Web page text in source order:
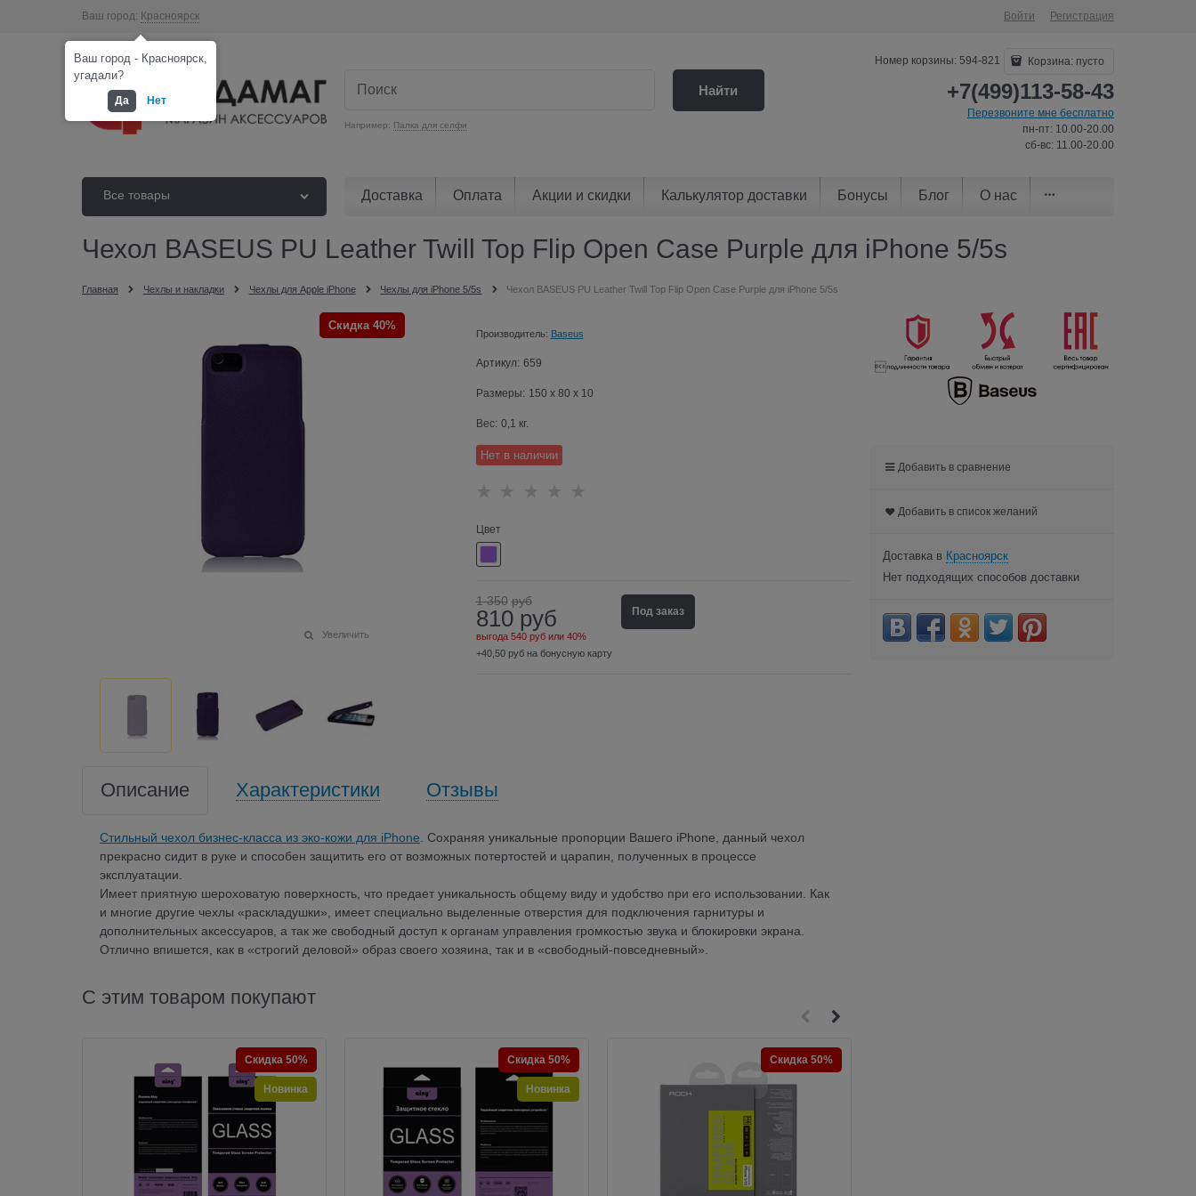
Ваш город: Красноярск Войти Регистрация
Например: Палка для селфи
Найти
Номер корзины: 594-821 Корзина: пусто
+7(499)113-58-43
Перезвоните мне бесплатно
пн-пт: 10.00-20.00
сб-вс: 11.00-20.00
Все товары Доставка Оплата Акции и скидки Калькулятор доставки Бонусы Блог О нас
Чехол BASEUS PU Leather Twill Top Flip Open Case Purple для iPhone 5/5s
Главная Чехлы и накладки Чехлы для Apple iPhone Чехлы для iPhone 5/5s Чехол BASEUS PU Leather Twill Top Flip Open Case Purple для iPhone 5/5s
Скидка 40%
Увеличить
Производитель: Baseus
Артикул: 659
Размеры: 150 x 80 x 10
Вес: 0,1 кг.
Нет в наличии
Цвет
1 350 руб
810 руб
выгода 540 рубили 40%
+40,50 руб на бонусную карту
Под заказ
Описание Характеристики Отзывы
Стильный чехол бизнес-класса из эко-кожи для iPhone . Сохраняя уникальные пропорции Вашего iPhone, данный чехол
прекрасно сидит в руке и способен защитить его от возможных потертостей и царапин, полученных в процессе
эксплуатации.
Имеет приятную шероховатую поверхность, что предает уникальность общему виду и удобство при его использовании. Как
и многие другие чехлы «раскладушки», имеет специально выделенные отверстия для подключения гарнитуры и
дополнительных аксессуаров, а так же свободный доступ к органам управления громкостью звука и блокировки экрана.
Отлично впишется, как в «строгий деловой» образ своего хозяина, так и в «свободный-повседневный».
С этим товаром покупают
Скидка 50%
Новинка
Скидка 50%
Новинка
Скидка 50%

Добавить в сравнение
Добавить в список желаний
Доставка в Красноярск
Нет подходящих способов доставки
Ваш город - Красноярск,
угадали?
Да Нет